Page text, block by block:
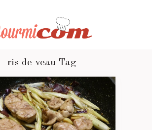
ris de veau Tag